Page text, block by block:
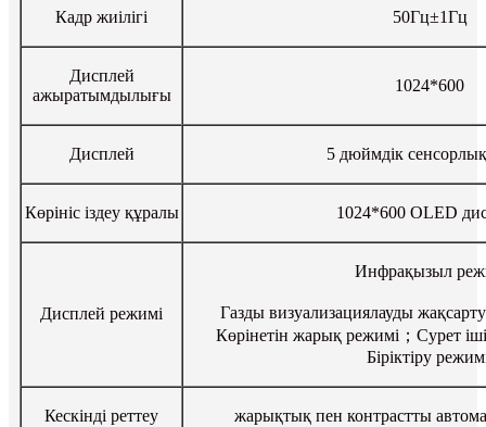
Кадр жиілігі 50Гц±1Гц
Дисплей
ажыратымдылығы
1024*600
Дисплей 5 дюймдік
Көрініс іздеу құралы 1024*600 OLED
Дисплей режимі
Инфрақызыл
Газды визуализациялауды
Көрінетін жарық режимі；Сурет
Біріктіру
Кескінді реттеу жарықтық пен контрастты